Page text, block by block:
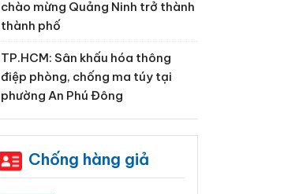
chào mừng Quảng Ninh trở thành
thành phố
TP.HCM: Sân khấu hóa thông
điệp phòng, chống ma túy tại
phường An Phú Đông
Chống hàng giả